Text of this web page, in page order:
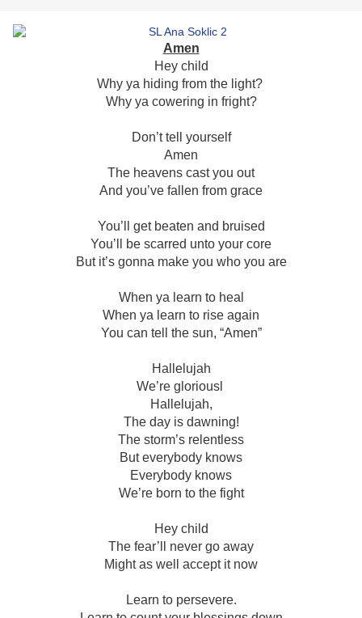
Amen
Hey child
Why ya hiding from the light?
Why ya cowering in fright?
Don’t tell yourself
Amen
The heavens cast you out
And you’ve fallen from grace
You’ll get beaten and bruised
You’ll be scarred unto your core
But it’s gonna make you who you are
When ya learn to heal
When ya learn to rise again
You can tell the sun, “Amen”
Hallelujah
We’re gloriousl
Hallelujah,
The day is dawning!
The storm’s relentless
But everybody knows
Everybody knows
We’re born to the fight
Hey child
The fear’ll never go away
Might as well accept it now
Learn to persevere.